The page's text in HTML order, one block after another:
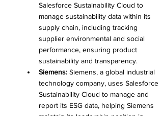
Salesforce Sustainability Cloud to
manage sustainability data within its
supply chain, including tracking
supplier environmental and social
performance, ensuring product
sustainability and transparency.
Siemens: Siemens, a global industrial
technology company, uses Salesforce
Sustainability Cloud to manage and
report its ESG data, helping Siemens